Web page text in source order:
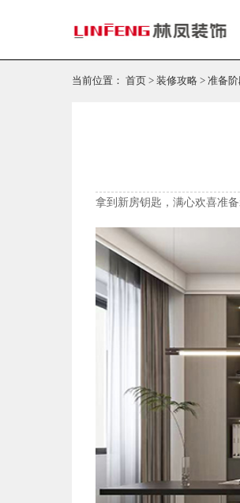
当前位置： 首页 > 装修攻略 > 准备
拿到新房钥匙，满心欢喜准